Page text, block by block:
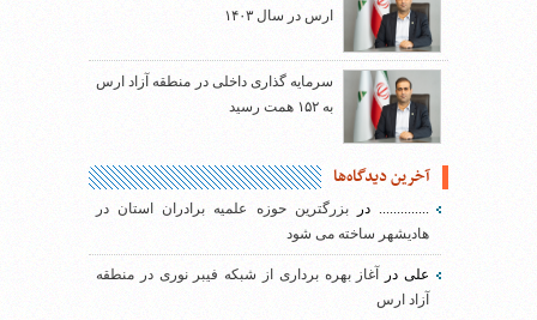
ارس در سال ۱۴۰۳
سرمایه گذاری داخلی در منطقه آزاد ارس
به ۱۵۲ همت رسید
آخرین دیدگاه‌ها
..............دربزرگترین حوزه علمیه برادران استان در
هادیشهر ساخته می شود
علیدر
آغاز بهره برداری از شبکه فیبر نوری در منطقه
آزاد ارس